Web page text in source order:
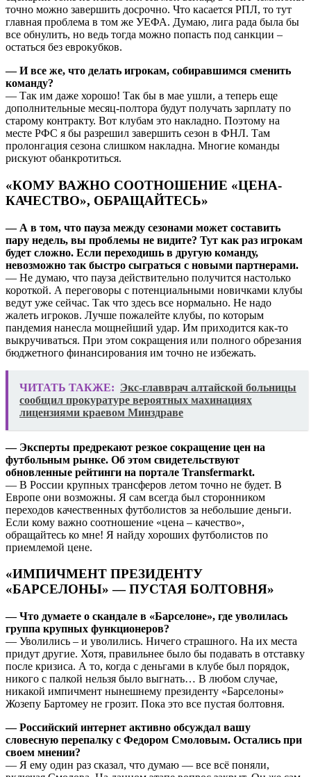
точно можно завершить досрочно. Что касается РПЛ, то тут
главная проблема в том же УЕФА. Думаю, лига рада была бы
все обнулить, но ведь тогда можно попасть под санкции –
остаться без еврокубков.
— И все же, что делать игрокам, собиравшимся сменить
команду?
— Так им даже хорошо! Так бы в мае ушли, а теперь еще
дополнительные месяц-полтора будут получать зарплату по
старому контракту. Вот клубам это накладно. Поэтому на
месте РФС я бы разрешил завершить сезон в ФНЛ. Там
пролонгация сезона слишком накладна. Многие команды
рискуют обанкротиться.
«КОМУ ВАЖНО СООТНОШЕНИЕ «ЦЕНА-
КАЧЕСТВО», ОБРАЩАЙТЕСЬ»
— А в том, что пауза между сезонами может составить
пару недель, вы проблемы не видите? Тут как раз игрокам
будет сложно. Если переходишь в другую команду,
невозможно так быстро сыграться с новыми партнерами.
— Не думаю, что пауза действительно получится настолько
короткой. А переговоры с потенциальными новичками клубы
ведут уже сейчас. Так что здесь все нормально. Не надо
жалеть игроков. Лучше пожалейте клубы, по которым
пандемия нанесла мощнейший удар. Им приходится как-то
выкручиваться. При этом сокращения или полного обрезания
бюджетного финансирования им точно не избежать.
ЧИТАТЬ ТАКЖЕ: Экс-главврач алтайской больницы
сообщил прокуратуре вероятных махинациях
лицензиями краевом Минздраве
— Эксперты предрекают резкое сокращение цен на
футбольным рынке. Об этом свидетельствуют
обновленные рейтинги на портале Transfermarkt.
— В России крупных трансферов летом точно не будет. В
Европе они возможны. Я сам всегда был сторонником
переходов качественных футболистов за небольшие деньги.
Если кому важно соотношение «цена – качество»,
обращайтесь ко мне! Я найду хороших футболистов по
приемлемой цене.
«ИМПИЧМЕНТ ПРЕЗИДЕНТУ
«БАРСЕЛОНЫ» — ПУСТАЯ БОЛТОВНЯ»
— Что думаете о скандале в «Барселоне», где уволилась
группа крупных функционеров?
— Уволились – и уволились. Ничего страшного. На их места
придут другие. Хотя, правильнее было бы подавать в отставку
после кризиса. А то, когда с деньгами в клубе был порядок,
никого с палкой нельзя было выгнать… В любом случае,
никакой импичмент нынешнему президенту «Барселоны»
Жозепу Бартомеу не грозит. Пока это все пустая болтовня.
— Российский интернет активно обсуждал вашу
словесную перепалку с Федором Смоловым. Остались при
своем мнении?
— Я ему один раз сказал, что думаю — все всё поняли,